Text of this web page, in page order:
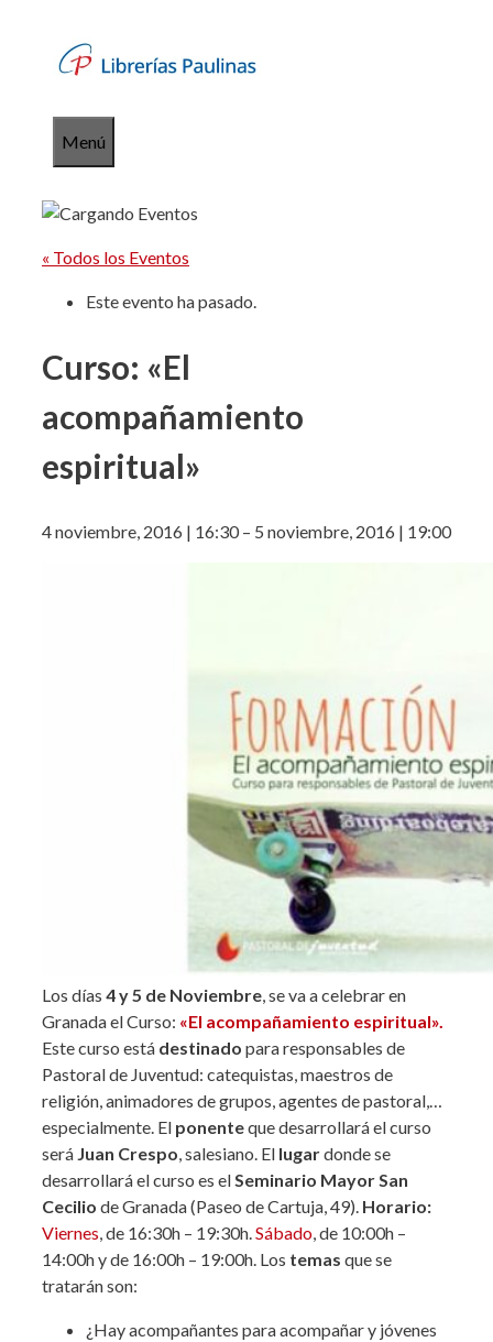
contenido
Menú
« Todos los Eventos
Este evento ha pasado.
Curso: «El
acompañamiento
espiritual»
4 noviembre, 2016 | 16:30– 5 noviembre, 2016 | 19:00
Los días 4 y 5 de Noviembre, se va a celebrar en
Granada el Curso: «El acompañamiento espiritual».
Este curso está destinado para responsables de
Pastoral de Juventud: catequistas, maestros de
religión,animadores de grupos, agentes de pastoral,…
especialmente. El ponenteque desarrollará el curso
será Juan Crespo, salesiano. El lugardonde se
desarrollará el curso es elSeminario Mayor San
Cecilio de Granada (Paseo de Cartuja, 49). Horario:
Viernes, de 16:30h – 19:30h.Sábado, de 10:00h –
14:00h y de 16:00h – 19:00h. Los temas que se
tratarán son:
¿Hay acompañantes para acompañar y jóvenes